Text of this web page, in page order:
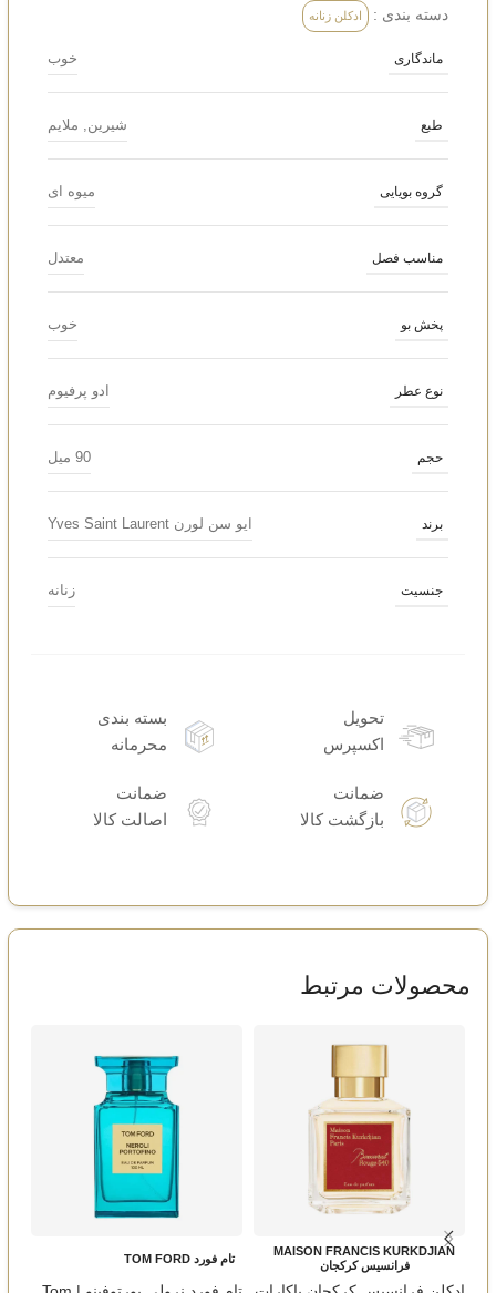
دسته بندی : ادکلن زنانه
ماندگاری خوب
طبع شیرین, ملایم
گروه بویایی میوه ای
مناسب فصل معتدل
پخش بو خوب
نوع عطر ادو پرفیوم
حجم 90 میل
برند ایو سن لورن Yves Saint Laurent
جنسیت زنانه
ضمانت
اصالت کالا
ضمانت
بازگشت کالا
بسته بندی
محرمانه
تحویل
اکسپرس
محصولات مرتبط
MAISON FRANCIS KURKDJIAN
فرانسیس کرکجان
تام فورد TOM FORD